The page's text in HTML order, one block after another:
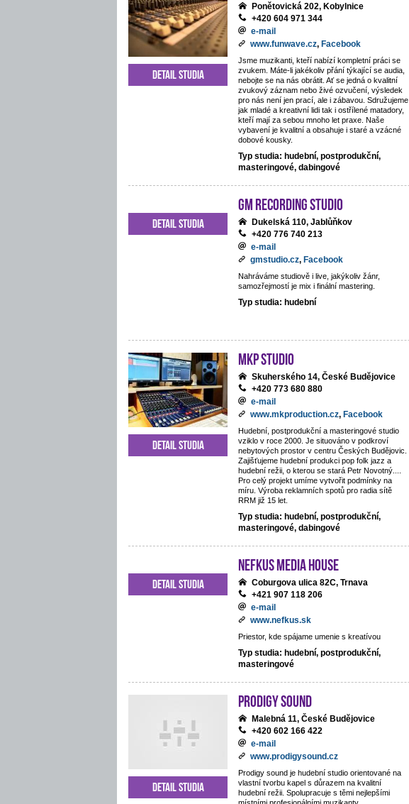
Ponětovická 202, Kobylnice
+420 604 971 344
e-mail
www.funwave.cz, Facebook
Jsme muzikanti, kteří nabízí kompletní práci se
zvukem. Máte-li jakékoliv přání týkající se audia,
nebojte se na nás obrátit. Ať se jedná o kvalitní
zvukový záznam nebo živé ozvučení, výsledek
pro nás není jen prací, ale i zábavou. Sdružujeme
jak mladé a kreativní lidi tak i ostřílené matadory,
kteří mají za sebou mnoho let praxe. Naše
vybavení je kvalitní a obsahuje i staré a vzácné
dobové kousky.
Typ studia: hudební, postprodukční,
masteringové, dabingové
Detail studia
GM Recording Studio
Dukelská 110, Jablůňkov
+420 776 740 213
e-mail
gmstudio.cz, Facebook
Nahráváme studiově i live, jakýkoliv žánr,
samozřejmostí je mix i finální mastering.
Typ studia: hudební
Detail studia
MKP STUDIO
Skuherského 14, České Budějovice
+420 773 680 880
e-mail
www.mkproduction.cz, Facebook
Hudební, postprodukční a masteringové studio
vziklo v roce 2000. Je situováno v podkroví
nebytových prostor v centru Českých Budějovic.
Zajišťujeme hudební produkci pop folk jazz a
hudební režii, o kterou se stará Petr Novotný....
Pro celý projekt umíme vytvořit podmínky na
míru. Výroba reklamních spotů pro radia sítě
RRM již 15 let.
Typ studia: hudební, postprodukční,
masteringové, dabingové
Detail studia
NEFKUS Media House
Coburgova ulica 82C, Trnava
+421 907 118 206
e-mail
www.nefkus.sk
Priestor, kde spájame umenie s kreatívou
Typ studia: hudební, postprodukční,
masteringové
Detail studia
Prodigy Sound
Malebná 11, České Budějovice
+420 602 166 422
e-mail
www.prodigysound.cz
Prodigy sound je hudební studio orientované na
vlastní tvorbu kapel s důrazem na kvalitní
hudební režii. Spolupracuje s těmi nejlepšími
Detail studia